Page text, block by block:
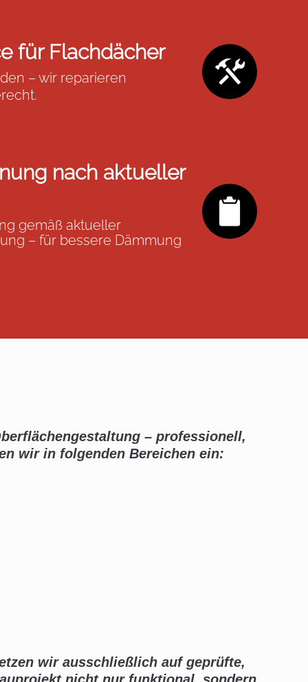
für Flachdächer
– wir reparieren
nach aktueller
gemäß aktueller
– für bessere Dämmung
– professionell,
wir in folgenden Bereichen ein:
wir ausschließlich auf geprüfte,